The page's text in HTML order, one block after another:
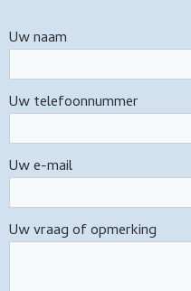
Uw naam
Uw telefoonnummer
Uw e-mail
Uw vraag of opmerking